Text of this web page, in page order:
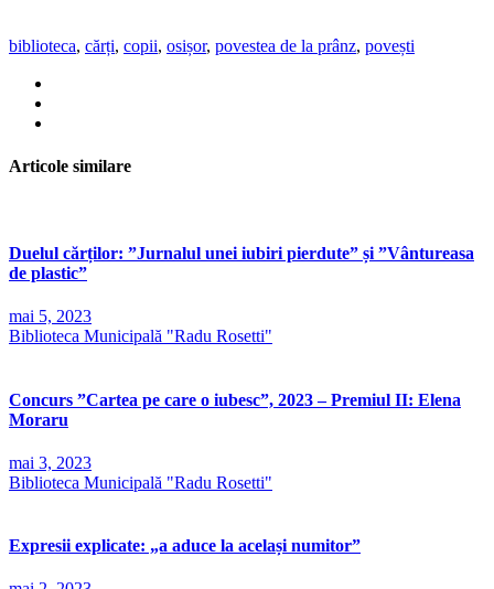
biblioteca, cărți, copii, osișor, povestea de la prânz, povești
Articole similare
Duelul cărților: ”Jurnalul unei iubiri pierdute” și ”Vântureasa
de plastic”
mai 5, 2023
Biblioteca Municipală "Radu Rosetti"
Concurs ”Cartea pe care o iubesc”, 2023 – Premiul II: Elena
Moraru
mai 3, 2023
Biblioteca Municipală "Radu Rosetti"
Expresii explicate: „a aduce la același numitor”